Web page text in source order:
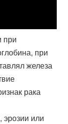
при
при
железа
рака
эрозии или